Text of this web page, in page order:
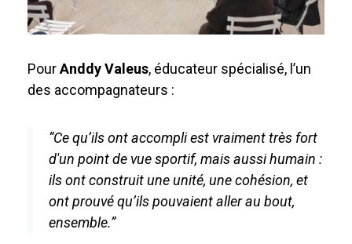
PourAnddy Valeus, éducateur spécialisé, l’un
des accompagnateurs :
“Ce qu’ils ont accompli est vraiment très fort
d'un point de vue sportif, mais aussi humain :
ils ont construit une unité, une cohésion, et
ont prouvé qu’ils pouvaient aller au bout,
ensemble.”